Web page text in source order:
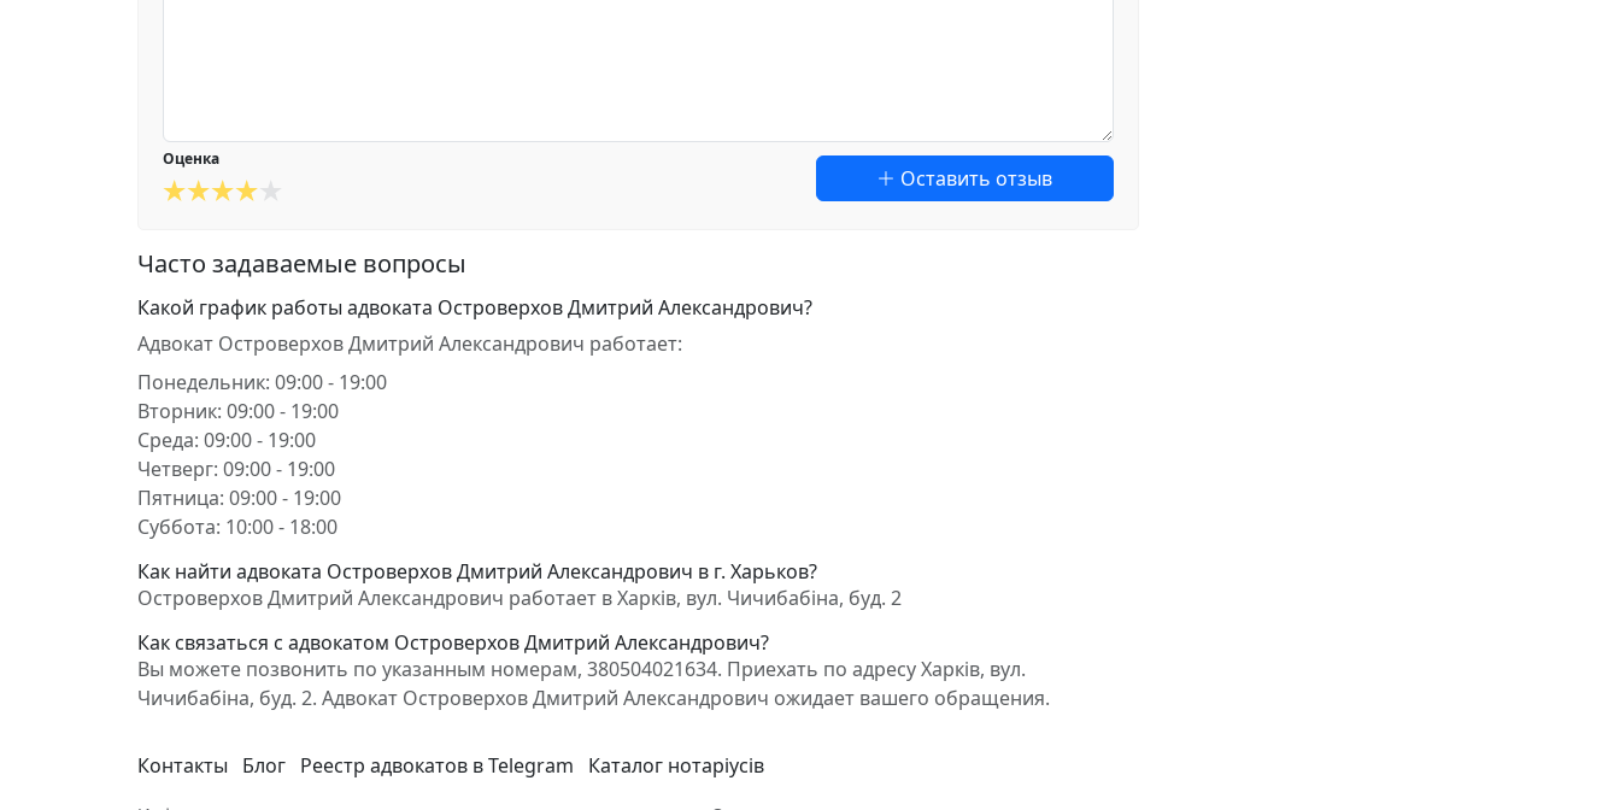
Оценка
Оставить отзыв
Часто задаваемые вопросы
Какой график работы адвоката Островерхов Дмитрий Александрович?
Адвокат Островерхов Дмитрий Александрович работает:
Понедельник: 09:00 - 19:00
Вторник: 09:00 - 19:00
Среда: 09:00 - 19:00
Четверг: 09:00 - 19:00
Пятница: 09:00 - 19:00
Суббота: 10:00 - 18:00
Как найти адвоката Островерхов Дмитрий Александрович в г. Харьков?
Островерхов Дмитрий Александрович работает в Харків, вул. Чичибабіна, буд. 2
Как связаться с адвокатом Островерхов Дмитрий Александрович?
Вы можете позвонить по указанным номерам, 380504021634. Приехать по адресу Харків, вул.
Чичибабіна, буд. 2. Адвокат Островерхов Дмитрий Александрович ожидает вашего обращения.
Контакты Блог Реестр адвокатов в Telegram Каталог нотаріусів